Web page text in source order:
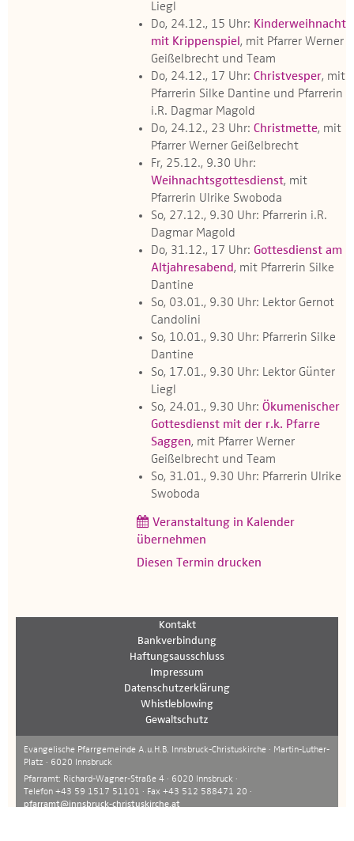
Liegl
Do, 24.12., 15 Uhr: Kinderweihnacht
mit Krippenspiel , mit Pfarrer Werner
Geißelbrecht und Team
Do, 24.12., 17 Uhr: Christvesper, mit
Pfarrerin Silke Dantine und Pfarrerin
i.R. Dagmar Magold
Do, 24.12., 23 Uhr: Christmette, mit
Pfarrer Werner Geißelbrecht
Fr, 25.12., 9.30 Uhr:
Weihnachtsgottesdienst, mit
Pfarrerin Ulrike Swoboda
So, 27.12., 9.30 Uhr: Pfarrerin i.R.
Dagmar Magold
Do, 31.12., 17 Uhr: Gottesdienst am
Altjahresabend, mit Pfarrerin Silke
Dantine
So, 03.01., 9.30 Uhr: Lektor Gernot
Candolini
So, 10.01., 9.30 Uhr: Pfarrerin Silke
Dantine
So, 17.01., 9.30 Uhr: Lektor Günter
Liegl
So, 24.01., 9.30 Uhr: Ökumenischer
Gottesdienst mit der r.k. Pfarre
Saggen, mit Pfarrer Werner
Geißelbrecht und Team
So, 31.01., 9.30 Uhr: Pfarrerin Ulrike
Swoboda
Veranstaltung in Kalender
übernehmen
Diesen Termin drucken
Kontakt
Bankverbindung
Haftungsausschluss
Impressum
Datenschutzerklärung
Whistleblowing
Gewaltschutz
Evangelische Pfarrgemeinde A.u.H.B. Innsbruck-Christuskirche · Martin-Luther-
Platz · 6020 Innsbruck
Pfarramt: Richard-Wagner-Straße 4 · 6020 Innsbruck ·
Telefon +43 59 1517 51101 · Fax +43 512 588471 20 ·
pfarramt@innsbruck-christuskirche.at